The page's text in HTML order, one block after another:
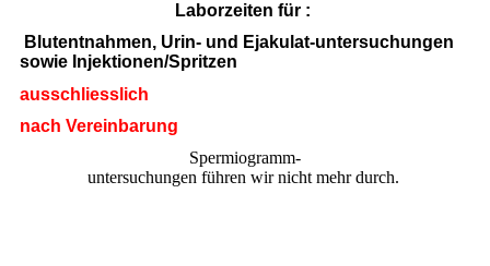
Laborzeiten für :
Blutentnahmen, Urin- und Ejakulat-untersuchungen
sowie Injektionen/Spritzen
ausschliesslich
nach Vereinbarung
Spermiogramm-
untersuchungen führen wir nicht mehr durch.